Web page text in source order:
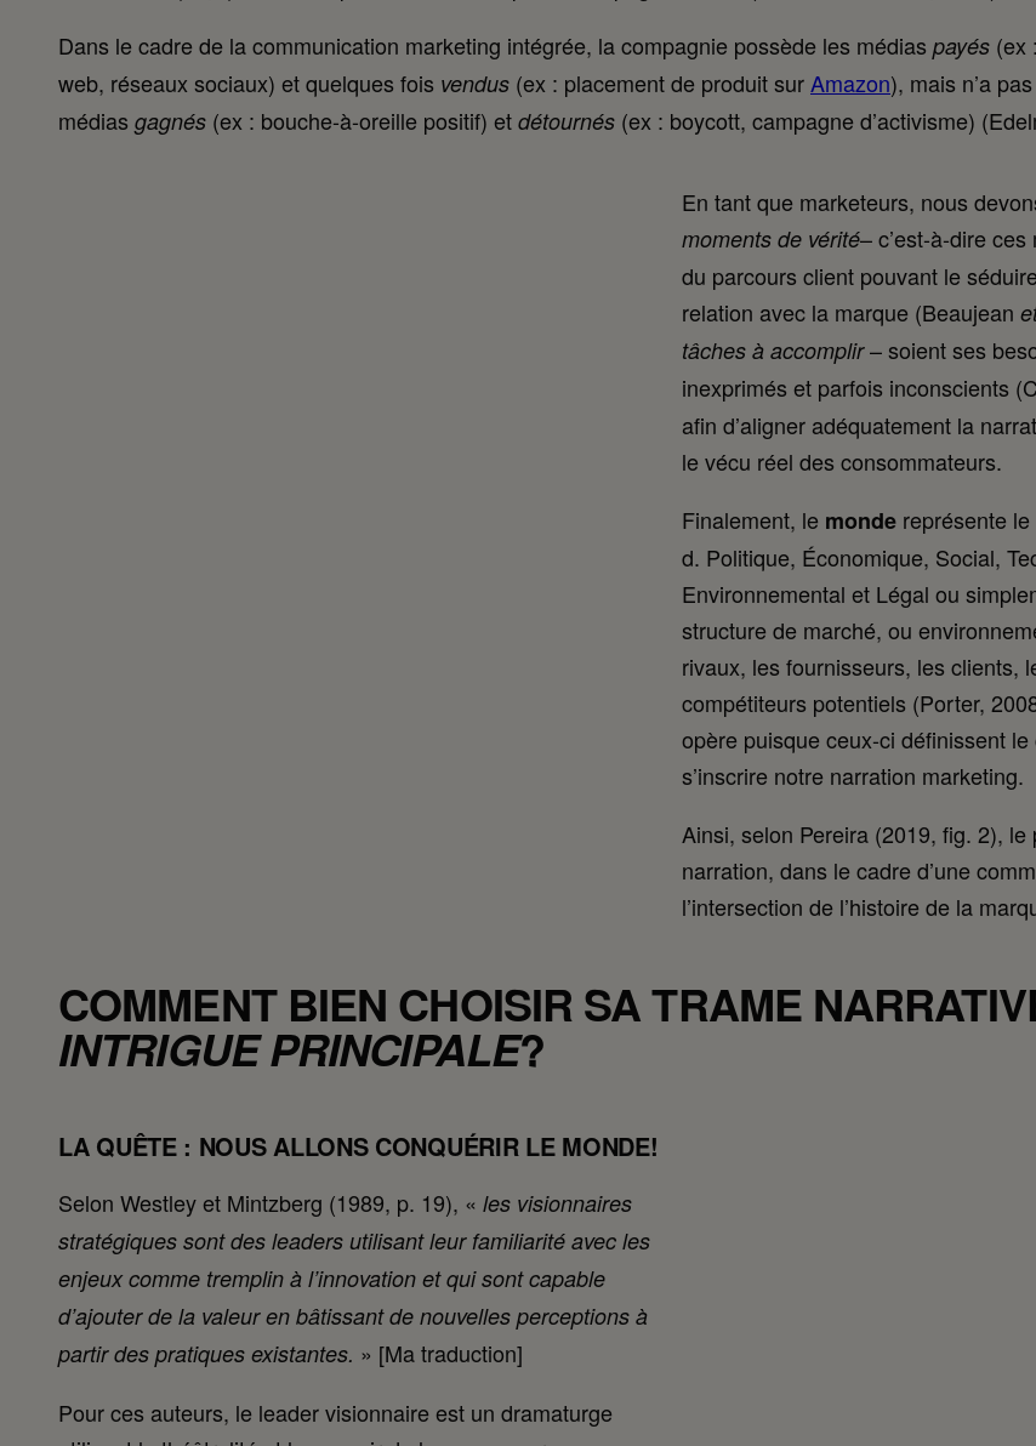
Dans le cadre de la communication marketing intégrée, la compagnie possède les médias payés (ex
web, réseaux sociaux) et quelques fois vendus (ex : placement de produit sur Amazon), mais n’a
médias gagnés (ex : bouche-à-oreille positif) et détournés (ex : boycott, campagne d’activisme)
En tant que marketeurs, nous
moments de vérité– c’est-à-dire
du parcours client pouvant le
relation avec la marque (Beaujean
tâches à accomplir– soient ses
inexprimés et parfois inconscients
afin d’aligner adéquatement la
le vécu réel des consommateurs.
Finalement, le monde représente
d. Politique, Économique, Social,
Environnemental et Légal ou
structure de marché, ou
rivaux, les fournisseurs, les clients,
compétiteurs potentiels (Porter,
opère puisque ceux-ci définissent
s’inscrire notre narration marketing.
Ainsi, selon Pereira (2019, fig. 2),
narration, dans le cadre d’une
l’intersection de l’histoire de la
COMMENT BIEN CHOISIR SA TRAME
INTRIGUE PRINCIPALE?
LA QUÊTE : NOUS ALLONS CONQUÉRIR LE MONDE!
Selon Westley et Mintzberg (1989, p. 19), « les visionnaires
stratégiques sont des leaders utilisant leur familiarité avec les
enjeux comme tremplin à l’innovation et qui sont capable
d’ajouter de la valeur en bâtissant de nouvelles perceptions à
partir des pratiques existantes. » [Ma traduction]
Pour ces auteurs, le leader visionnaire est un dramaturge